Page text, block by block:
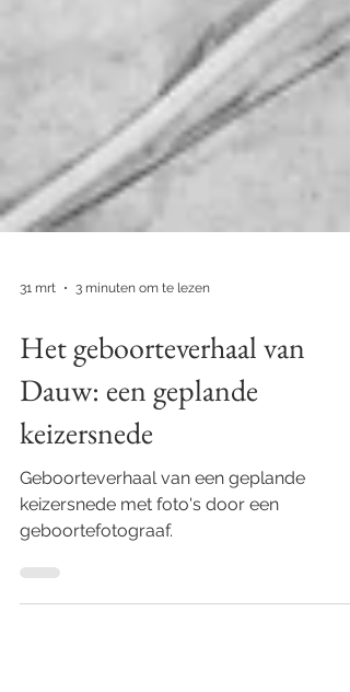
Het geboorteverhaal van
Dauw: een geplande
keizersnede
Geboorteverhaal van een geplande
keizersnede met foto's door een
geboortefotograaf.